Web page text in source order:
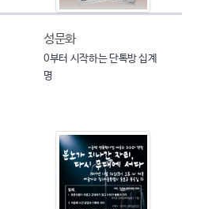
성문화
0부터 시작하는 단톡방 십계
명